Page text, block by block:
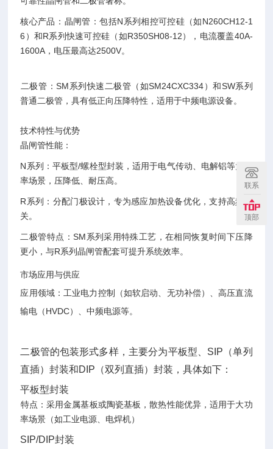
核心产品‌：‌晶闸管‌：包括N系列相控可控硅（如N260CH12-1
6）和R系列快速可控硅（如R350SH08-12），电流覆盖40A-
1600A，电压最高达2500V。
‌二极管‌：SM系列快速二极管（如SM24CXC334）和SW系列
普通二极管，具有低正向压降特性，适用于中频电源设备。
技术特性与优势
晶闸管性能‌：
‌N系列‌：平板型/螺栓型封装，适用于电气传动、电解铝等大功
率场景，压降低、耐压高。
‌R系列‌：分配门极设计，专为感应加热设备优化，支持高频开
关。
二极管特点‌：SM系列采用特殊工艺，在相同恢复时间下压降
更小，与R系列晶闸管配套可提升系统效率。
市场应用与供应‌
应用领域‌：工业电力控制（如软启动、无功补偿）、高压直流
输电（HVDC）、中频电源等。
二极管的包装形式多样，主要分为‌平板型‌、‌SIP（单列
直插）封装‌和‌DIP（双列直插）封装‌，具体如下：
平板型封装
‌特点‌：采用金属基板或陶瓷基板，散热性能优异，适用于大功
率场景（如工业电源、电焊机）‌
SIP/DIP封装‌
联系
顶部